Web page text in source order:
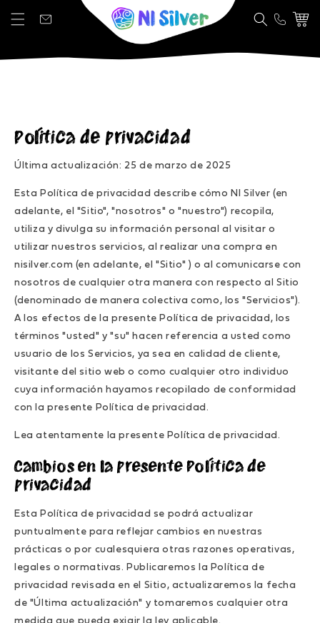
Ir directamente al contenido
Carrito
Política de privacidad
Última actualización: 25 de marzo de 2025
Esta Política de privacidad describe cómo NI Silver (en
adelante, el "Sitio", "nosotros" o "nuestro") recopila,
utiliza y divulga su información personal al visitar o
utilizar nuestros servicios, al realizar una compra en
nisilver.com (en adelante, el "Sitio" ) o al comunicarse con
nosotros de cualquier otra manera con respecto al Sitio
(denominado de manera colectiva como, los "Servicios").
A los efectos de la presente Política de privacidad, los
términos "usted" y "su" hacen referencia a usted como
usuario de los Servicios, ya sea en calidad de cliente,
visitante del sitio web o como cualquier otro individuo
cuya información hayamos recopilado de conformidad
con la presente Política de privacidad.
Lea atentamente la presente Política de privacidad.
Cambios en la presente Política de
privacidad
Esta Política de privacidad se podrá actualizar
puntualmente para reflejar cambios en nuestras
prácticas o por cualesquiera otras razones operativas,
legales o normativas. Publicaremos la Política de
privacidad revisada en el Sitio, actualizaremos la fecha
de "Última actualización" y tomaremos cualquier otra